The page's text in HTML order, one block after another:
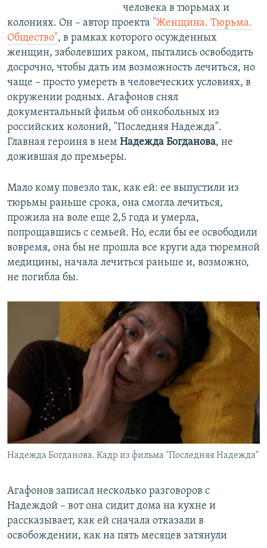
человека в тюрьмах и
колониях. Он – автор проекта "Женщина. Тюрьма.
Общество", в рамках которого осужденных
женщин, заболевших раком, пытались освободить
досрочно, чтобы дать им возможность лечиться, но
чаще – просто умереть в человеческих условиях, в
окружении родных. Агафонов снял
документальный фильм об онкобольных из
российских колоний, "Последняя Надежда".
Главная героиня в нем Надежда Богданова, не
дожившая до премьеры.
Мало кому повезло так, как ей: ее выпустили из
тюрьмы раньше срока, она смогла лечиться,
прожила на воле еще 2,5 года и умерла,
попрощавшись с семьей. Но, если бы ее освободили
вовремя, она бы не прошла все круги ада тюремной
медицины, начала лечиться раньше и, возможно,
не погибла бы.
Надежда Богданова. Кадр из фильма "Последняя Надежда"
Агафонов записал несколько разговоров с
Надеждой – вот она сидит дома на кухне и
рассказывает, как ей сначала отказали в
освобождении, как на пять месяцев затянули